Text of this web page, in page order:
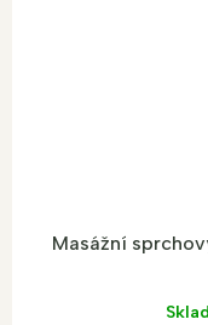
Masážní